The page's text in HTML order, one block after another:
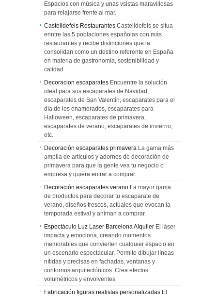
Espacios con música y unas vsistas maravillosas
para relajarse frente al mar.
Castelldefels Restaurantes Castelldefels se situa
enntre las 5 poblaciones españolas con más
restaurantes y recibe distinciones que la
consolidan como un destino referente en España
en materia de gastronomía, sostenibilidad y
calidad.
Decoracion escaparates Encuentre la solución
ideal para sus escaparates de Navidad,
escaparates de San Valentín, escaparates para el
día de los enamorados, escaparates para
Halloween, escaparates de primavera,
escaparates de verano, escaparates de invierno,
etc.
Decoración escaparates primavera La gama más
amplia de artículos y adornos de decoración de
primavera para que la gente vea tu negocio o
empresa y quiera entrar a comprar.
Decoración escaparates verano La mayor gama
de productos para decorar tu escaparate de
verano, diseños frescos, actuales que evocan la
temporada estival y animan a comprar.
Espectáculo Luz Laser Barcelona Alquiler El láser
impacta y emociona, creando momentos
memorables que convierten cualquier espacio en
un escenario espectacular. Permite dibujar líneas
nítidas y precisas en fachadas, ventanas y
contornos arquitectónicos. Crea efectos
volumétricos y envolventes
Fabricación figuras realistas personalizadas El